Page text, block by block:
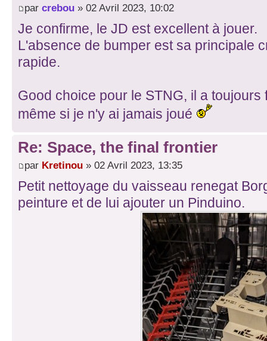
par crebou » 02 Avril 2023, 10:02
Je confirme, le JD est excellent à jouer.
L'absence de bumper est sa principale
rapide.
Good choice pour le STNG, il a toujours
même si je n'y ai jamais joué
Re: Space, the final frontier
par Kretinou » 02 Avril 2023, 13:35
Petit nettoyage du vaisseau renegat
peinture et de lui ajouter un Pinduino.